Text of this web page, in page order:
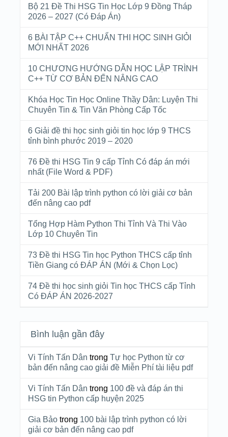
Bộ 21 Đề Thi HSG Tin Học Lớp 9 Đồng Tháp
2026 – 2027 (Có Đáp Án)
6 BÀI TẬP C++ CHUẨN THI HỌC SINH GIỎI
MỚI NHẤT 2026
10 CHƯƠNG HƯỚNG DẪN HỌC LẬP TRÌNH
C++ TỪ CƠ BẢN ĐẾN NÂNG CAO
Khóa Học Tin Học Online Thầy Dân: Luyện Thi
Chuyên Tin & Tin Văn Phòng Cấp Tốc
6 Giải đề thi học sinh giỏi tin học lớp 9 THCS
tỉnh bình phước 2019 – 2020
76 Đề thi HSG Tin 9 cấp Tỉnh Có đáp án mới
nhất (File Word & PDF)
Tải 200 Bài lập trình python có lời giải cơ bản
đến nâng cao pdf
Tổng Hợp Hàm Python Thi Tỉnh Và Thi Vào
Lớp 10 Chuyên Tin
73 Đề thi HSG Tin học Python THCS cấp tỉnh
Tiền Giang có ĐÁP ÁN (Mới & Chọn Lọc)
74 Đề thi học sinh giỏi Tin học THCS cấp Tỉnh
Có ĐÁP ÁN 2026-2027
Bình luận gần đây
Vi Tính Tấn Dân trong Tự học Python từ cơ
bản đến nâng cao giải đề Miễn Phí tài liệu pdf
Vi Tính Tấn Dân trong 100 đề và đáp án thi
HSG tin Python cấp huyện 2025
Gia Bảotrong 100 bài lập trình python có lời
giải cơ bản đến nâng cao pdf